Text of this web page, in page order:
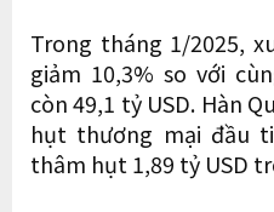
Trong tháng 1/2025,
giảm 10,3% so với
còn 49,1 tỷ USD. Hàn
hụt thương mại đầu
thâm hụt 1,89 tỷ USD